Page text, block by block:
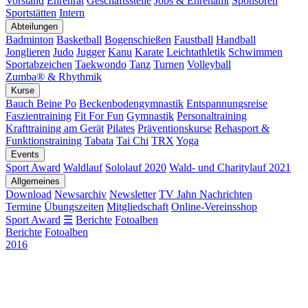
Sportstätten Intern
Abteilungen
Badminton Basketball Bogenschießen Faustball Handball
Jonglieren Judo Jugger Kanu Karate Leichtathletik Schwimmen
Sportabzeichen Taekwondo Tanz Turnen Volleyball
Zumba® & Rhythmik
Kurse
Bauch Beine Po Beckenbodengymnastik Entspannungsreise
Faszientraining Fit For Fun Gymnastik Personaltraining
Krafttraining am Gerät Pilates Präventionskurse Rehasport &
Funktionstraining Tabata Tai Chi TRX Yoga
Events
Sport Award Waldlauf Sololauf 2020 Wald- und Charitylauf 2021
Allgemeines
Download Newsarchiv Newsletter TV Jahn Nachrichten
Termine Übungszeiten Mitgliedschaft Online-Vereinsshop
Sport Award ☰ Berichte Fotoalben
Berichte Fotoalben
2016